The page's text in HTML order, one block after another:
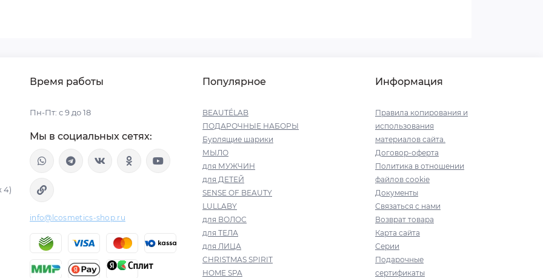
4)
Время работы
Пн-Пт: с 9 до 18
Мы в социальных сетях:
info@lcosmetics-shop.ru
Популярное
BEAUTÉLAB
ПОДАРОЧНЫЕ НАБОРЫ
Бурлящие шарики
МЫЛО
для МУЖЧИН
для ДЕТЕЙ
SENSE OF BEAUTY
LULLABY
для ВОЛОС
для ТЕЛА
для ЛИЦА
CHRISTMAS SPIRIT
HOME SPA
Информация
Правила копирования и
использования
материалов сайта.
Договор-оферта
Политика в отношении
файлов cookie
Документы
Связаться с нами
Возврат товара
Карта сайта
Серии
Подарочные
сертификаты